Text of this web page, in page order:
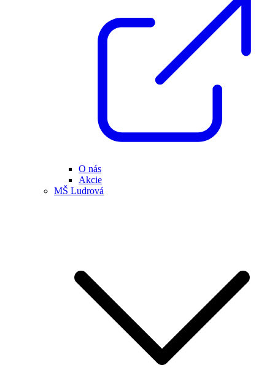
O nás
Akcie
MŠ Ludrová